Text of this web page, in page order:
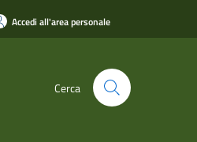
Accedi all'area personale
Cerca